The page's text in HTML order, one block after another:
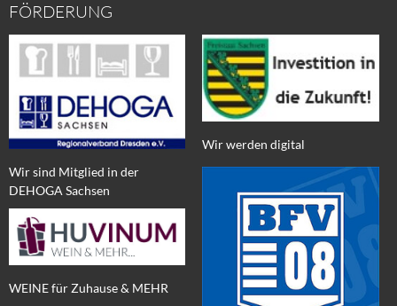
FÖRDERUNG
Wir sind Mitglied in der
DEHOGA Sachsen
WEINE für Zuhause & MEHR
Wir werden digital